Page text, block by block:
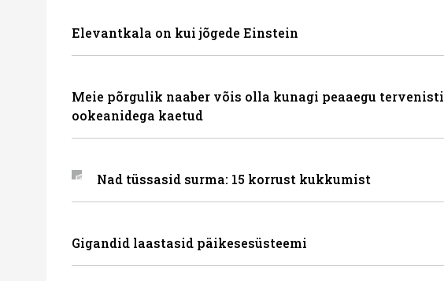
Elevantkala on kui jõgede Einstein
Meie põrgulik naaber võis olla kunagi peaaegu tervenisti
ookeanidega kaetud
Nad tüssasid surma: 15 korrust kukkumist
Gigandid laastasid päikesesüsteemi